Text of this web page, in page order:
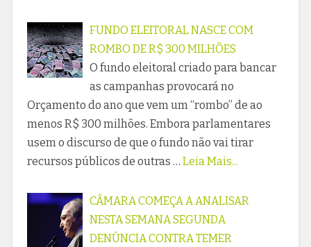
FUNDO ELEITORAL NASCE COM
ROMBO DE R$ 300 MILHÕES
O fundo eleitoral criado para bancar
as campanhas provocará no
Orçamento do ano que vem um “rombo” de ao
menos R$ 300 milhões. Embora parlamentares
usem o discurso de que o fundo não vai tirar
recursos públicos de outras … Leia Mais...
CÂMARA COMEÇA A ANALISAR
NESTA SEMANA SEGUNDA
DENÚNCIA CONTRA TEMER